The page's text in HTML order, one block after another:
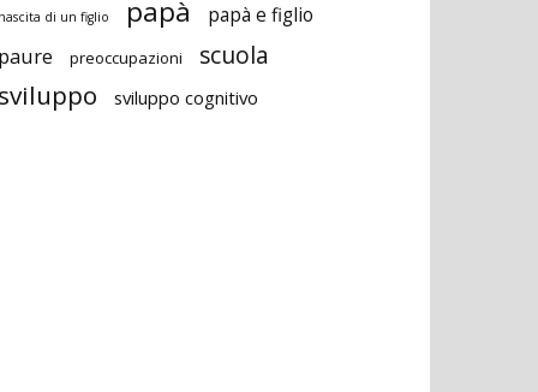
di un figlio papà papà e figlio
preoccupazioni scuola
sviluppo cognitivo